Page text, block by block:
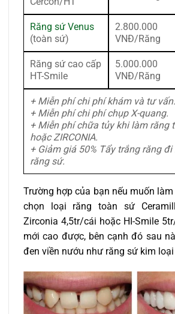
Răng sứ Venus
(toàn sứ)
2.800.000
VNĐ/Răng
Răng sứ cao cấp
HT-Smile
5.000.000
VNĐ/Răng
+ Miễn phí chi phí khám và tư vấn.
+ Miễn phí chi phí chụp X-quang.
+ Miễn phí chữa tủy khi làm răng
hoặc ZIRCONIA.
+ Giảm giá 50% Tẩy trắng răng
răng sứ.
Trường hợp của bạn nếu muốn
chọn loại răng toàn sứ
Zirconia 4,5tr/cái hoặc HI-Smile
mới cao được, bên cạnh đó sau
đen viền nướu như răng sứ kim loại